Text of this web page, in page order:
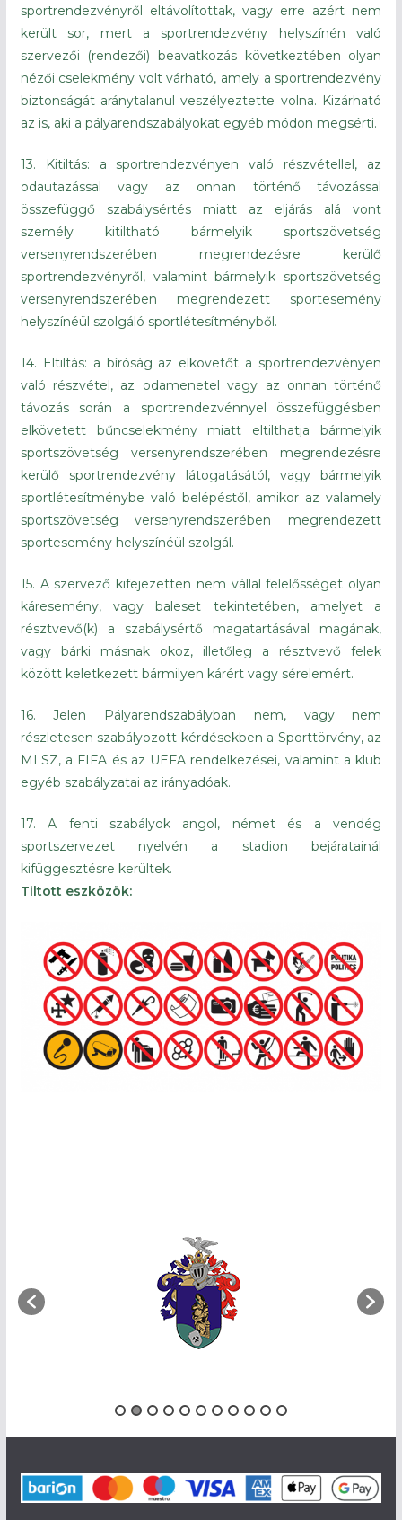
sportrendezvényről eltávolítottak, vagy erre azért nem
került sor, mert a sportrendezvény helyszínén való
szervezői (rendezői) beavatkozás következtében olyan
nézői cselekmény volt várható, amely a sportrendezvény
biztonságát aránytalanul veszélyeztette volna. Kizárható
az is, aki a pályarendszabályokat egyéb módon megsérti.
13. Kitiltás: a sportrendezvényen való részvétellel, az
odautazással vagy az onnan történő távozással
összefüggő szabálysértés miatt az eljárás alá vont
személy kitiltható bármelyik sportszövetség
versenyrendszerében megrendezésre kerülő
sportrendezvényről, valamint bármelyik sportszövetség
versenyrendszerében megrendezett sportesemény
helyszínéül szolgáló sportlétesítményből.
14. Eltiltás: a bíróság az elkövetőt a sportrendezvényen
való részvétel, az odamenetel vagy az onnan történő
távozás során a sportrendezvénnyel összefüggésben
elkövetett bűncselekmény miatt eltilthatja bármelyik
sportszövetség versenyrendszerében megrendezésre
kerülő sportrendezvény látogatásától, vagy bármelyik
sportlétesítménybe való belépéstől, amikor az valamely
sportszövetség versenyrendszerében megrendezett
sportesemény helyszínéül szolgál.
15. A szervező kifejezetten nem vállal felelősséget olyan
káresemény, vagy baleset tekintetében, amelyet a
résztvevő(k) a szabálysértő magatartásával magának,
vagy bárki másnak okoz, illetőleg a résztvevő felek
között keletkezett bármilyen kárért vagy sérelemért.
16. Jelen Pályarendszabályban nem, vagy nem
részletesen szabályozott kérdésekben a Sporttörvény, az
MLSZ, a FIFA és az UEFA rendelkezései, valamint a klub
egyéb szabályzatai az irányadóak.
17. A fenti szabályok angol, német és a vendég
sportszervezet nyelvén a stadion bejáratainál
kifüggesztésre kerültek.
Tiltott eszközök: